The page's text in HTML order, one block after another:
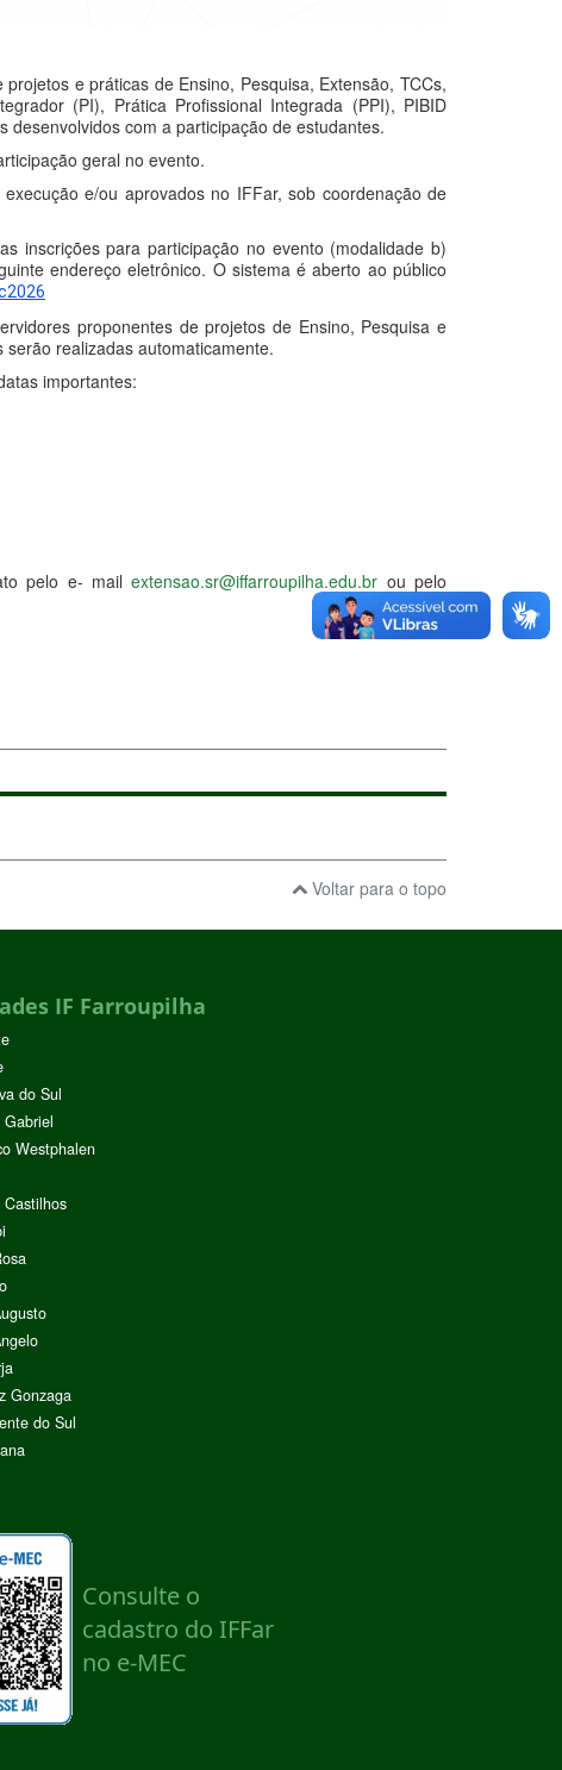
e práticas de Ensino, Pesquisa, Extensão, TCCs,
(PI), Prática Profissional Integrada (PPI), PIBID
com a participação de estudantes.
geral no evento.
e/ou aprovados no IFFar, sob coordenação de
inscrições para participação no evento (modalidade b)
endereço eletrônico. O sistema é aberto ao público
proponentes de projetos de Ensino, Pesquisa e
realizadas automaticamente.
importantes:
pelo e- mailextensao.sr@iffarroupilha.edu.br ou pelo
Voltar para o topo
IF Farroupilha
do Sul
Westphalen
Gonzaga
do Sul